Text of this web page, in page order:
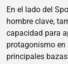
En el lado del
hombre clave,
capacidad para
protagonismo
principales